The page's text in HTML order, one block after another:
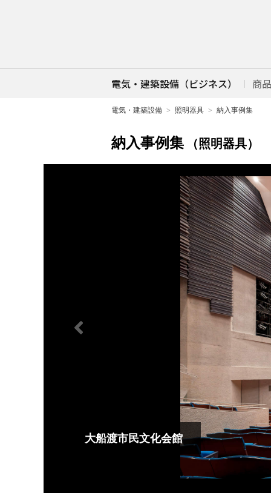
電気・建築設備（ビジネス） 商
電気・建築設備 照明器具 納入事例集
納入事例集 （照明器具）
大船渡市民文化会館